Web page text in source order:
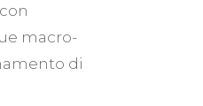
macro-
di